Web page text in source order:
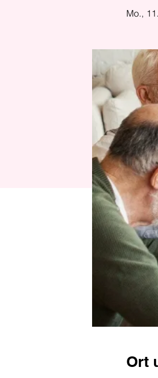
Mo.,
Ort